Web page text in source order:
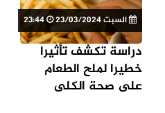
السبت 23/03/2024
دراسة تكشف تأثيرا
خطيرا لملح الطعام
على صحة الكلى